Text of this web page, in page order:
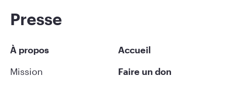
Presse
À propos
Mission
Accueil
Faire un don